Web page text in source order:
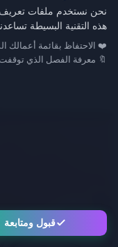
نحن نستخدم ملفات تعريف
هذه التقنية البسيطة
❤️ الاحتفاظ بقائمة أعمالك
🔖 معرفة الفصل الذي توقفت
قبول ومتابعة